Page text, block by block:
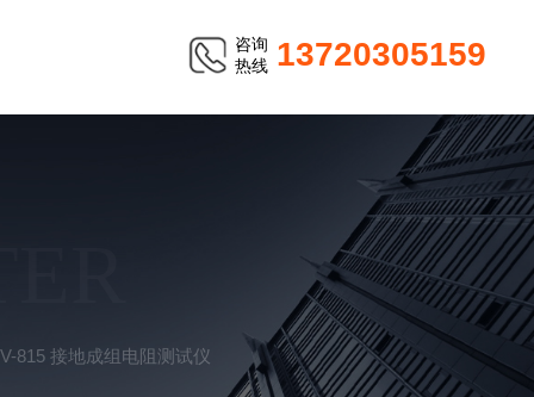
咨询
热线 13720305159
815 接地成组电阻测试仪